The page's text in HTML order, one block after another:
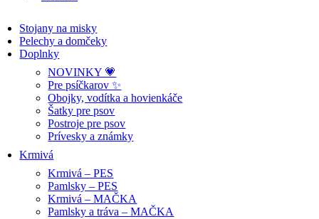
Stojany na misky
Pelechy a domčeky
Doplnky
NOVINKY 💗
Pre psíčkarov ✨
Obojky, vodítka a hovienkáče
Šatky pre psov
Postroje pre psov
Prívesky a známky
Krmivá
Krmivá – PES
Pamlsky – PES
Krmivá – MAČKA
Pamlsky a tráva – MAČKA